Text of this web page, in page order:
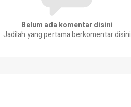
Belum ada komentar disini
Jadilah yang pertama berkomentar disini